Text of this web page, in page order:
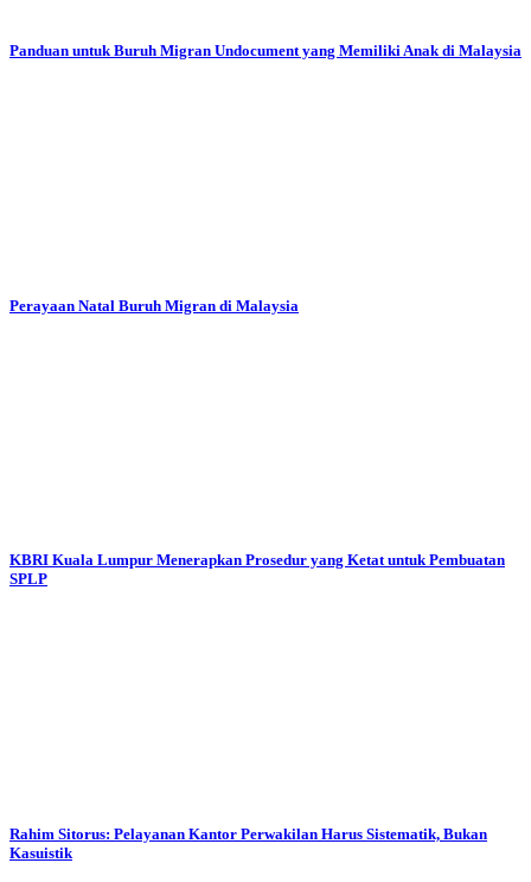
Panduan untuk Buruh Migran Undocument yang Memiliki Anak di Malaysia
Perayaan Natal Buruh Migran di Malaysia
KBRI Kuala Lumpur Menerapkan Prosedur yang Ketat untuk Pembuatan
SPLP
Rahim Sitorus: Pelayanan Kantor Perwakilan Harus Sistematik, Bukan
Kasuistik